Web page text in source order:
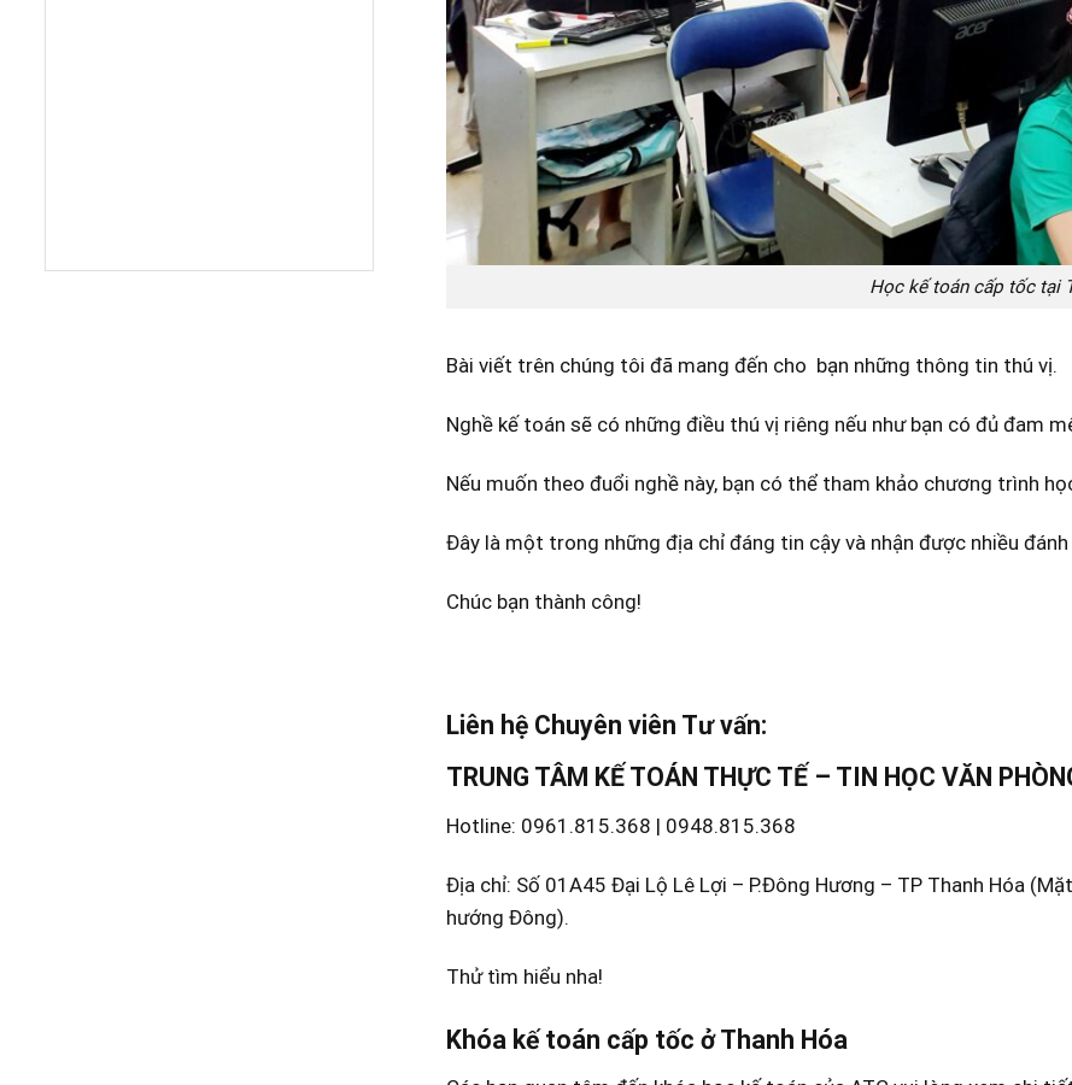
Học kế toán cấp tốc tại
Bài viết trên chúng tôi đã mang đến cho bạn những thông tin thú vị.
Nghề kế toán sẽ có những điều thú vị riêng nếu như bạn có đủ đam
Nếu muốn theo đuổi nghề này, bạn có thể tham khảo chương trình
Đây là một trong những địa chỉ đáng tin cậy và nhận được nhiều
Chúc bạn thành công!
Liên hệ Chuyên viên Tư vấn:
TRUNG TÂM KẾ TOÁN THỰC TẾ – TIN HỌC VĂN
Hotline: 0961.815.368 | 0948.815.368
Địa chỉ: Số 01A45 Đại Lộ Lê Lợi – P.Đông Hương – TP Thanh Hóa
hướng Đông).
Thử tìm hiểu nha!
Khóa kế toán cấp tốc ở Thanh Hóa